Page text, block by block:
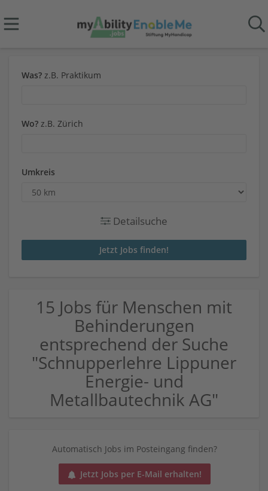
Was? z.B. Praktikum
Wo? z.B. Zürich
Umkreis
Detailsuche
15 Jobs für Menschen mit
Behinderungen
entsprechend der Suche
"Schnupperlehre Lippuner
Energie- und
Metallbautechnik AG"
Automatisch Jobs im Posteingang finden?
Jetzt Jobs per E-Mail erhalten!